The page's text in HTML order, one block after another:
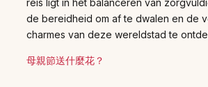
reis ligt in het balanceren van
de bereidheid om af te dwalen en de
charmes van deze wereldstad te
母親節送什麼花？